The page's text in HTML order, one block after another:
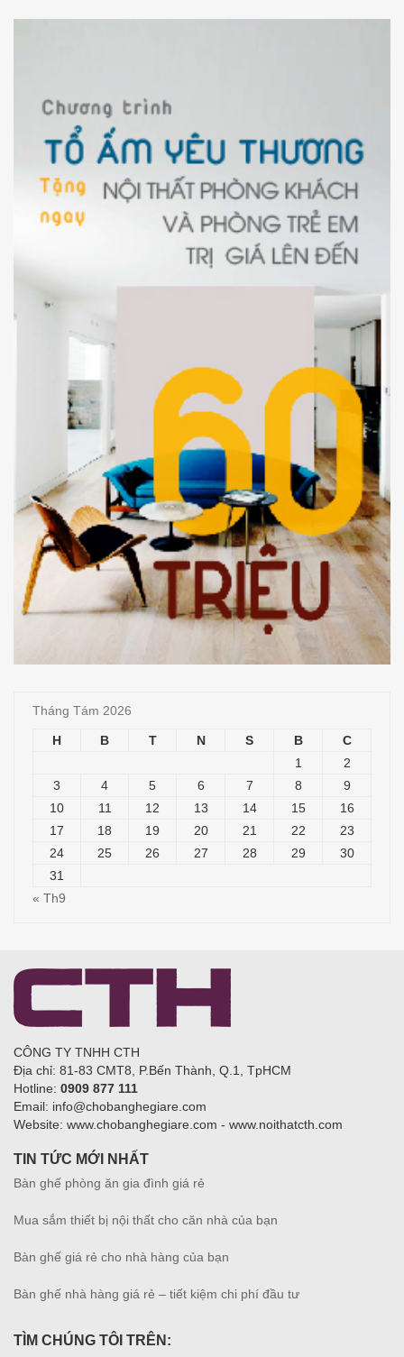
Tháng Tám 2026
H B T N S B
C
1
2
3
4 5 6 7 8
9
10
11 12 13 14 15
16
17
18 19 20 21 22
23
24
25 26 27 28 29
30
31
« Th9
CÔNG TY TNHH CTH
Địa chỉ: 81-83 CMT8, P.Bến Thành, Q.1, TpHCM
Hotline: 0909 877 111
Email: info@chobanghegiare.com
Website: www.chobanghegiare.com - www.noithatcth.com
TIN TỨC MỚI NHẤT
Bàn ghế phòng ăn gia đình giá rẻ
Mua sắm thiết bị nội thất cho căn nhà của bạn
Bàn ghế giá rẻ cho nhà hàng của bạn
Bàn ghế nhà hàng giá rẻ – tiết kiệm chi phí đầu tư
TÌM CHÚNG TÔI TRÊN: